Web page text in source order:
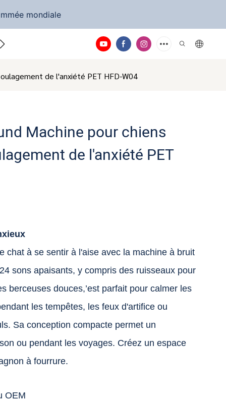
mondiale
de l'anxiété PET HFD-W04
Machine pour chiens
de l'anxiété PET
chat à se sentir à l'aise avec la machine à bruit
sons apaisants, y compris des ruisseaux pour
berceuses douces,’est parfait pour calmer les
les tempêtes, les feux d'artifice ou
Sa conception compacte permet un
ou pendant les voyages. Créez un espace
à fourrure.
OEM